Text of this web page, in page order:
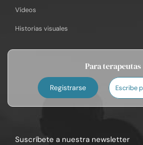
Vídeos
Historias visuales
Para terapeutas
Registrarse Escribe
Suscríbete a nuestra newsletter